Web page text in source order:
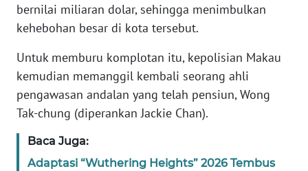
bernilai miliaran dolar, sehingga menimbulkan
kehebohan besar di kota tersebut.
Untuk memburu komplotan itu, kepolisian Makau
kemudian memanggil kembali seorang ahli
pengawasan andalan yang telah pensiun, Wong
Tak-chung (diperankan Jackie Chan).
Baca Juga:
Adaptasi “Wuthering Heights” 2026 Tembus
DISCLAIMER
Wahana
News
Regional
WN
WN